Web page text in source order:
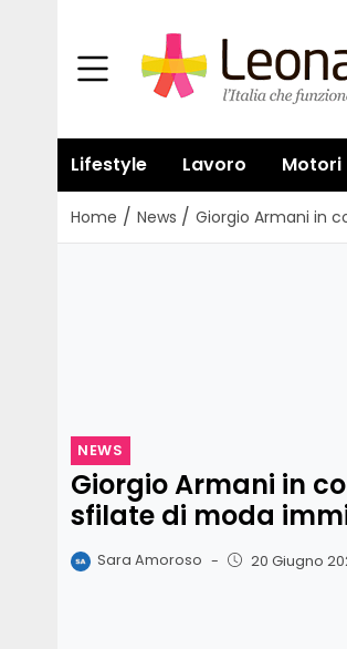
Lifestyle Lavoro Motori
Home / News / Giorgio Armani in
NEWS
Giorgio Armani in
sfilate di moda
Sara Amoroso - 20 Giugno